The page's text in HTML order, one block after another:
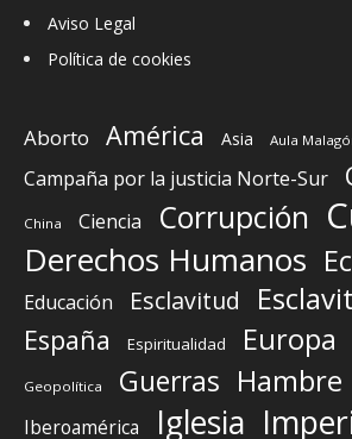
Aviso Legal
Política de cookies
Aborto América Asia Aula
Campaña por la justicia Norte-Sur
China Ciencia Corrupción
Derechos Humanos
Educación Esclavitud
España Espiritualidad Europa
Geopolítica Guerras Hambre
Iberoamérica Iglesia